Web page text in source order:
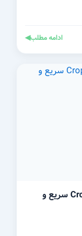
ادامه مطلب◀
نرم‌افزار رایگان برش عکس – Crop Photo Tool سریع و